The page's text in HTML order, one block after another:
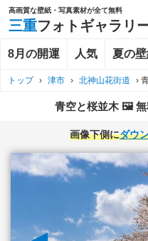
高画質な壁紙・写真素材が全て無料
三重フォトギャラリ
8月の開運 人気 夏の
トップ › 津市 › 北神山花街道 ›
青空と桜並木 🖼️ 無
画像下側にダウ